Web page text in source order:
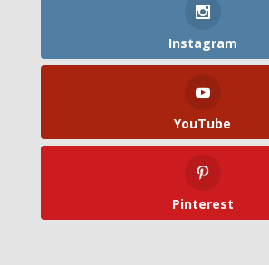
Instagram
YouTube
Pinterest